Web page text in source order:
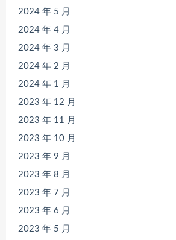
2024 年 5 月
2024 年 4 月
2024 年 3 月
2024 年 2 月
2024 年 1 月
2023 年 12 月
2023 年 11 月
2023 年 10 月
2023 年 9 月
2023 年 8 月
2023 年 7 月
2023 年 6 月
2023 年 5 月